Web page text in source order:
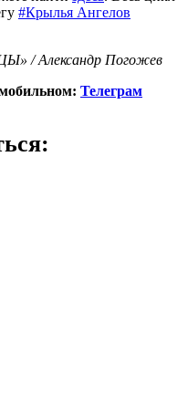
#Крылья Ангелов
/ Александр Погожев
Телеграм